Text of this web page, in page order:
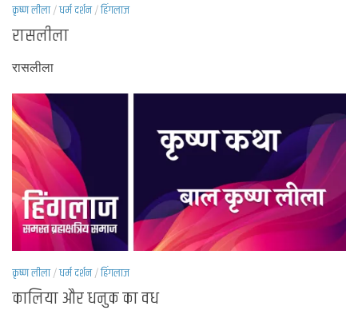
कृष्ण लीला/धर्म दर्शन/हिंगलाज
रासलीला
रासलीला
कृष्ण लीला/धर्म दर्शन/हिंगलाज
कालिया और धनुक का वध